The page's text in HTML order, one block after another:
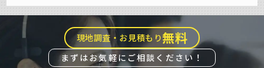
現地調査・お見積もり無料
まずはお気軽にご相談ください！